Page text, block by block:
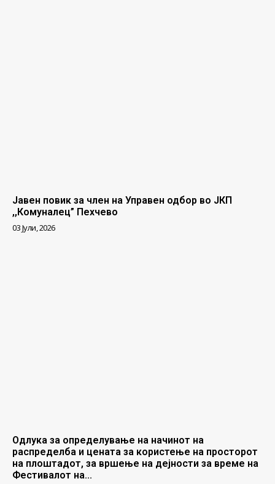
Јавен повик за член на Управен одбор во ЈКП
,,Комуналец” Пехчево
03 Јули, 2026
Одлука за определување на начинот на
распределба и цената за користење на просторот
на плоштадот, за вршење на дејности за време на
Фестивалот на...